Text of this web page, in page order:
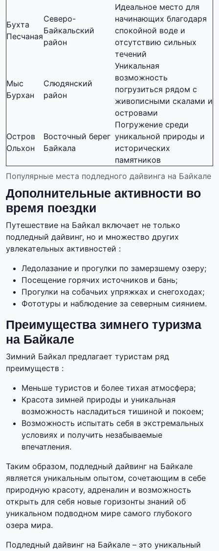
Популярные места подледного дайвинга на Байкале
Бухта
Песчаная
Северо-
Байкальский
район
Идеальное место для
начинающих благодаря
спокойной воде и
отсутствию сильных
течений
Мыс
Бурхан
Слюдянский
район
Уникальная
возможность
погрузиться рядом с
живописными скалами и
островами
Остров
Ольхон
Восточный берег
Байкала
Погружение среди
уникальной природы и
исторических
памятников
Дополнительные активности во
время поездки
Путешествие на Байкал включает не только
подледный дайвинг, но и множество других
увлекательных активностей :
Ледолазание и прогулки по замерзшему озеру;
Посещение горячих источников и бань;
Прогулки на собачьих упряжках и снегоходах;
Фототуры и наблюдение за северным сиянием.
Преимущества зимнего туризма
на Байкале
Зимний Байкал предлагает туристам ряд
преимуществ :
Меньше туристов и более тихая атмосфера;
Красота зимней природы и уникальная
возможность насладиться тишиной и покоем;
Возможность испытать себя в экстремальных
условиях и получить незабываемые
впечатления.
Таким образом, подледный дайвинг на Байкале
является уникальным опытом, сочетающим в себе
природную красоту, адреналин и возможность
открыть для себя новые горизонты знаний об
уникальном подводном мире самого глубокого
озера мира.
Подледный дайвинг на Байкале – это уникальный